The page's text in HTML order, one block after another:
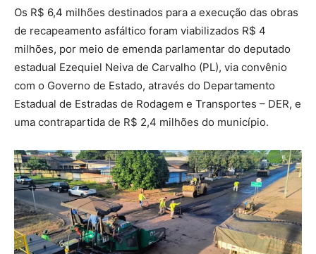
Os R$ 6,4 milhões destinados para a execução das obras
de recapeamento asfáltico foram viabilizados R$ 4
milhões, por meio de emenda parlamentar do deputado
estadual Ezequiel Neiva de Carvalho (PL), via convênio
com o Governo de Estado, através do Departamento
Estadual de Estradas de Rodagem e Transportes – DER, e
uma contrapartida de R$ 2,4 milhões do município.